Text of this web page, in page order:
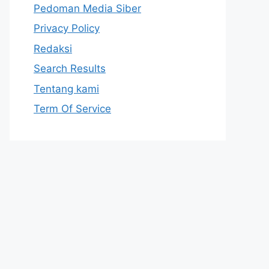
Pedoman Media Siber
Privacy Policy
Redaksi
Search Results
Tentang kami
Term Of Service